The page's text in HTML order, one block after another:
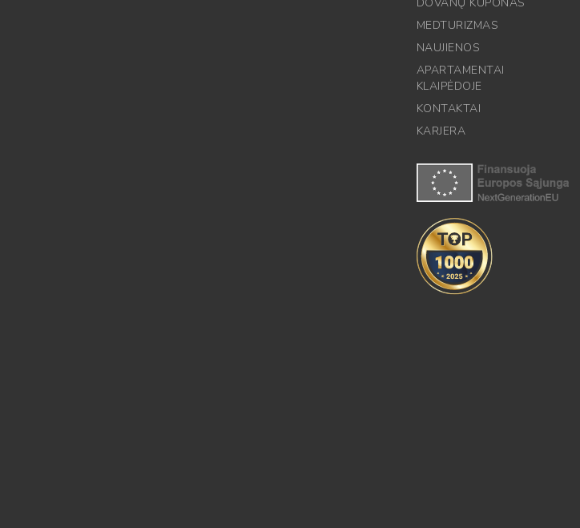
DOVANŲ KUPONAS
MEDTURIZMAS
NAUJIENOS
APARTAMENTAI
KLAIPĖDOJE
KONTAKTAI
KARJERA